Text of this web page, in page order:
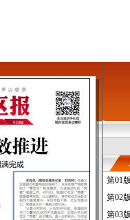
第01
第02
第03